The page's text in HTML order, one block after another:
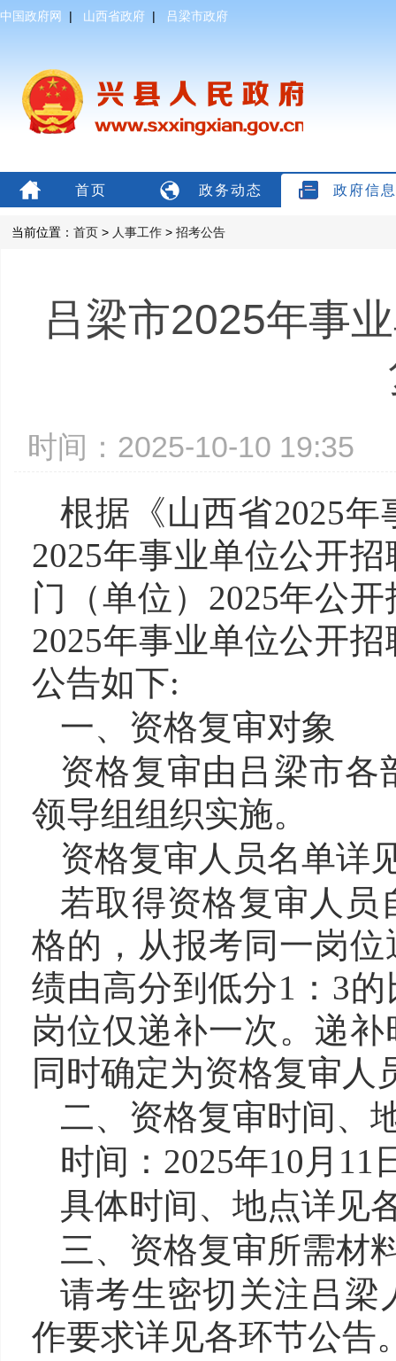
中国政府网 | 山西省政府 | 吕梁市政府
首页 政务动态 政府信
当前位置： 首页 > 人事工作 > 招考公告
吕梁市2025年事
时间：2025-10-10
根据 《山西省2025
2025年事业单位公开
门（单位）2025年公
2025年事业单位公开招
公告如下:
一、资格复审对象
资格复审由吕梁市各
领导组组织实施。
资格复审人员名单详
若取得资格复审人员
格的，从报考同一岗
绩由高分到低分1：3
岗位仅递补一次。递
同时确定为资格复审人
二、资格复审时间、
时间：2025年10月11
具体时间、地点详见
三、资格复审所需材
请考生密切关注吕梁
作要求详见各环节公告